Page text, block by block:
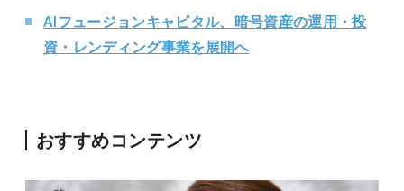
AIフュージョンキャピタル、暗号資産の運用・投
資・レンディング事業を展開へ
おすすめコンテンツ